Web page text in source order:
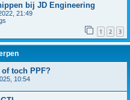
bij JD Engineering
21:49
1 2 3
toch PPF?
10:54